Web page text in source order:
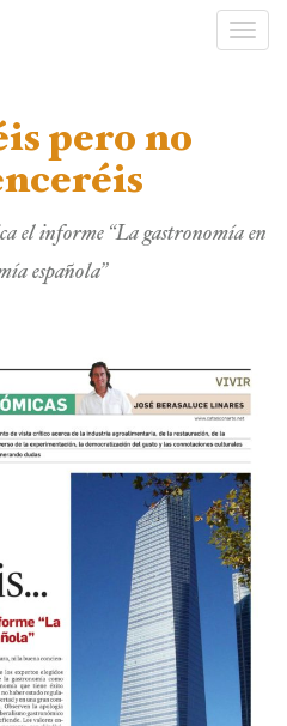
pero no
el informe “La gastronomía en
española”